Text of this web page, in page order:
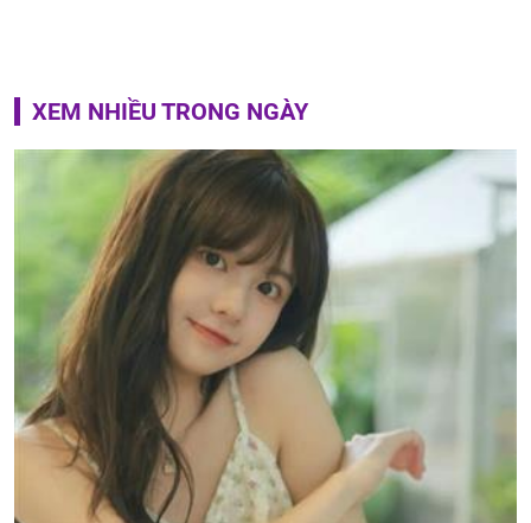
XEM NHIỀU TRONG NGÀY